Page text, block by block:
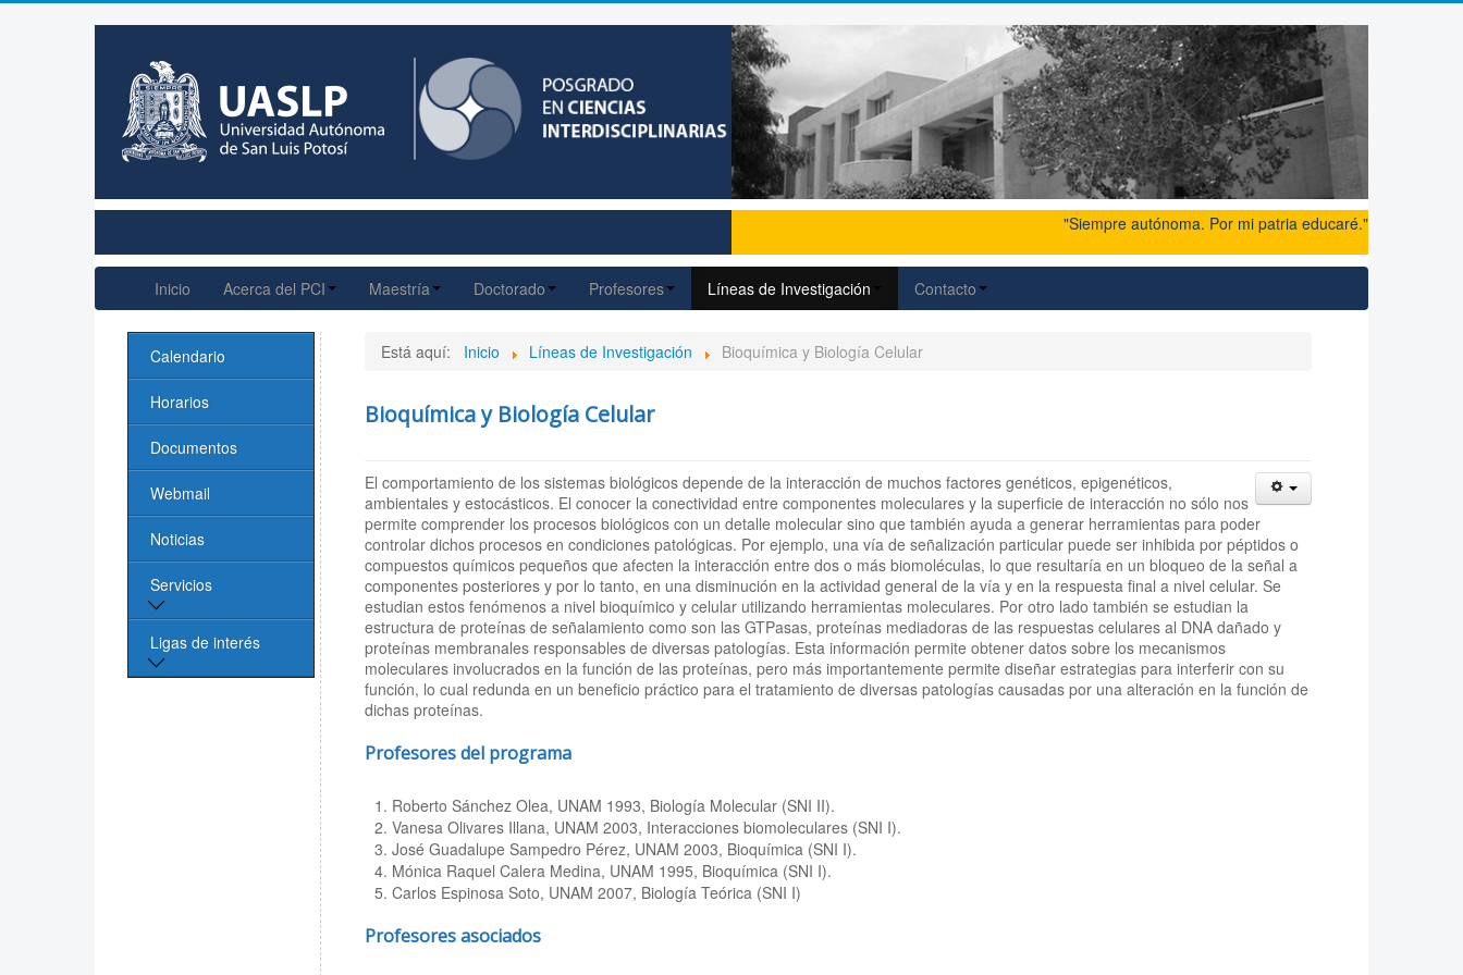
"Siempre autónoma. Por mi patria educaré."
Inicio Acerca del PCI Maestría Doctorado Profesores Líneas de Investigación Contacto
Calendario
Horarios
Documentos
Webmail
Noticias
Servicios
Biblioteca
Ligas de interés
Está aquí: Inicio Líneas de Investigación Bioquímica y Biología Celular
Bioquímica y Biología Celular
El comportamiento de los sistemas biológicos depende de la interacción de muchos factores genéticos, epigenéticos,
ambientales y estocásticos. El conocer la conectividad entre componentes moleculares y la superficie de interacción no sólo nos
permite comprender los procesos biológicos con un detalle molecular sino que también ayuda a generar herramientas para poder
controlar dichos procesos en condiciones patológicas. Por ejemplo, una vía de señalización particular puede ser inhibida por péptidos o
compuestos químicos pequeños que afecten la interacción entre dos o más biomoléculas, lo que resultaría en un bloqueo de la señal a
componentes posteriores y por lo tanto, en una disminución en la actividad general de la vía y en la respuesta final a nivel celular. Se
estudian estos fenómenos a nivel bioquímico y celular utilizando herramientas moleculares. Por otro lado también se estudian la
estructura de proteínas de señalamiento como son las GTPasas, proteínas mediadoras de las respuestas celulares al DNA dañado y
proteínas membranales responsables de diversas patologías. Esta información permite obtener datos sobre los mecanismos
moleculares involucrados en la función de las proteínas, pero más importantemente permite diseñar estrategias para interferir con su
función, lo cual redunda en un beneficio práctico para el tratamiento de diversas patologías causadas por una alteración en la función de
dichas proteínas.
Profesores del programa
Roberto Sánchez Olea, UNAM 1993, Biología Molecular (SNI II).
Vanesa Olivares Illana, UNAM 2003, Interacciones biomoleculares (SNI I).
José Guadalupe Sampedro Pérez, UNAM 2003, Bioquímica (SNI I).
Mónica Raquel Calera Medina, UNAM 1995, Bioquímica (SNI I).
Carlos Espinosa Soto, UNAM 2007, Biología Teórica (SNI I)
Profesores asociados